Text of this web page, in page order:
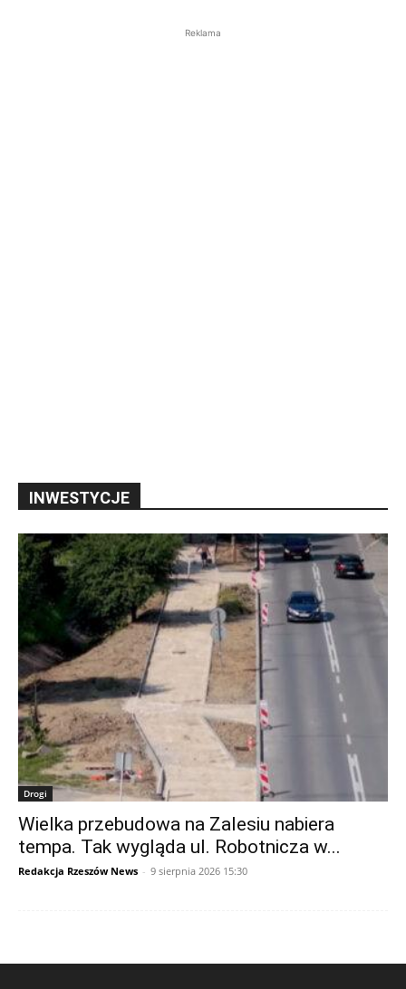
Reklama
INWESTYCJE
Drogi
Wielka przebudowa na Zalesiu nabiera
tempa. Tak wygląda ul. Robotnicza w...
Redakcja Rzeszów News - 9 sierpnia 2026 15:30